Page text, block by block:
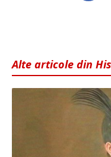
Alte articole din